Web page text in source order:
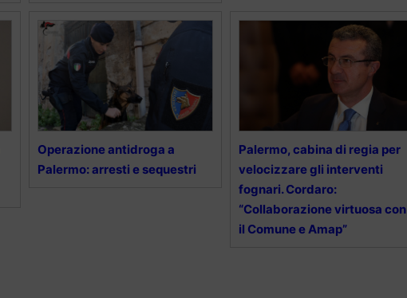
Operazione antidroga a
Palermo: arresti e sequestri
Palermo, cabina di regia per
velocizzare gli interventi
fognari. Cordaro:
“Collaborazione virtuosa con
il Comune e Amap”